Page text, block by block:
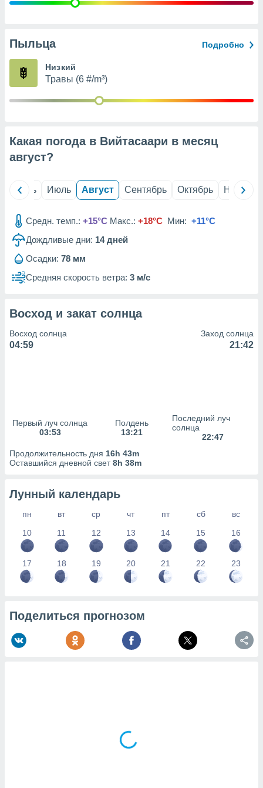
рекламы
сведения
1199
Пыльца Подробно
Низкий
Травы (6 #/m³)
Какая погода в Вийтасаари в месяц
август?
Июнь Июль Август Сентябрь Октябрь Ноябрь
Средн. темп.: +15°C Макс.: +18°C Мин: +11°C
Дождливые дни: 14дней
Осадки: 78 мм
Средняя скорость ветра: 3 м/с
Восход и закат солнца
Восход солнца
04:59
Заход солнца
21:42
Первый луч солнца
03:53
Полдень
13:21
Последний луч
солнца
22:47
Продолжительность дня 16h 43m
Оставшийся дневной свет8h 38m
Лунный календарь
пн вт ср чт пт сб
вс
10
11 12 13 14 15 16
17 18 19 20 21 22 23
Поделиться прогнозом